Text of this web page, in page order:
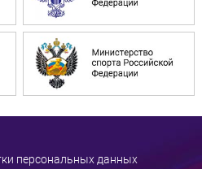
персональных данных